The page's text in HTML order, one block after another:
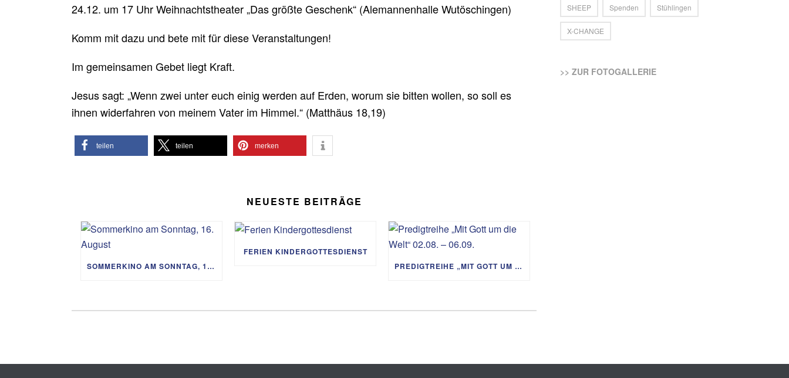
24.12. um 17 Uhr Weihnachtstheater „Das größte Geschenk“ (Alemannenhalle Wutöschingen)
Komm mit dazu und bete mit für diese Veranstaltungen!
Im gemeinsamen Gebet liegt Kraft.
Jesus sagt: „Wenn zwei unter euch einig werden auf Erden, worum sie bitten wollen, so soll es
ihnen widerfahren von meinem Vater im Himmel.“ (Matthäus 18,19)
teilen teilen merken
NEUESTE BEITRÄGE
SOMMERKINO AM SONNTAG, 16. AUGUST
FERIEN KINDERGOTTESDIENST
PREDIGTREIHE „MIT GOTT UM DIE WELT“ 02.08. – 06.09.
SHEEP Spenden Stühlingen
X-CHANGE
>> ZUR FOTOGALLERIE